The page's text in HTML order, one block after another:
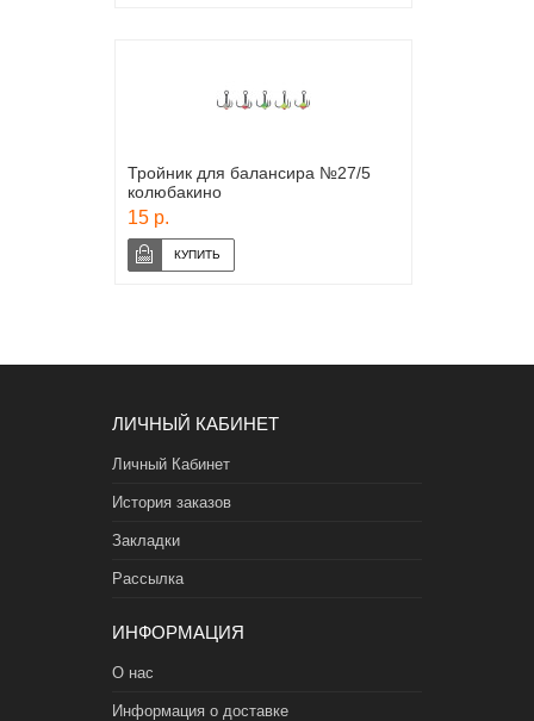
Тройник для балансира №27/5
колюбакино
15 р.
ЛИЧНЫЙ КАБИНЕТ
Личный Кабинет
История заказов
Закладки
Рассылка
ИНФОРМАЦИЯ
О нас
Информация о доставке